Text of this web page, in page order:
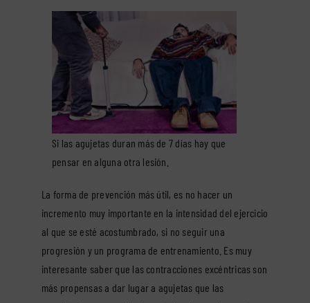
Si las agujetas duran más de 7 días hay que
pensar en alguna otra lesión.
La forma de prevención más útil, es no hacer un
incremento muy importante en la intensidad del ejercicio
al que se esté acostumbrado, si no seguir una
progresión y un programa de entrenamiento. Es muy
interesante saber que las contracciones excéntricas son
más propensas a dar lugar a agujetas que las